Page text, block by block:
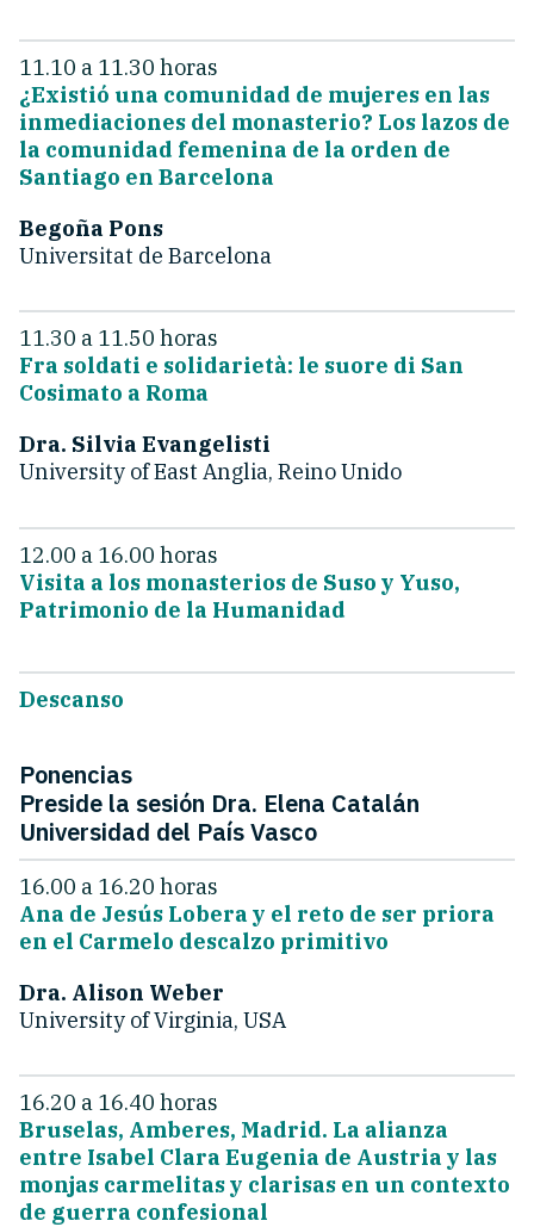
11.10 a 11.30 horas
¿Existió una comunidad de mujeres en las
inmediaciones del monasterio? Los lazos de
la comunidad femenina de la orden de
Santiago en Barcelona
Begoña Pons
Universitat de Barcelona
11.30 a 11.50 horas
Fra soldati e solidarietà: le suore di San
Cosimato a Roma
Dra. Silvia Evangelisti
University of East Anglia, Reino Unido
12.00 a 16.00 horas
Visita a los monasterios de Suso y Yuso,
Patrimonio de la Humanidad
Descanso
Ponencias
Preside la sesión Dra. Elena Catalán
Universidad del País Vasco
16.00 a 16.20 horas
Ana de Jesús Lobera y el reto de ser priora
en el Carmelo descalzo primitivo
Dra. Alison Weber
University of Virginia, USA
16.20 a 16.40 horas
Bruselas, Amberes, Madrid. La alianza
entre Isabel Clara Eugenia de Austria y las
monjas carmelitas y clarisas en un contexto
de guerra confesional